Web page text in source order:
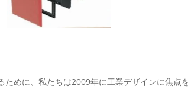
めに、私たちは2009年に工業デザインに焦点